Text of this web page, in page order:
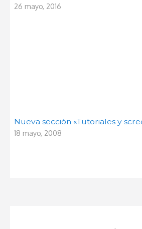
26 mayo, 2016
Nueva sección «Tutoriales y
18 mayo, 2008